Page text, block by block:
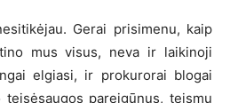
Gerai prisimenu, kaip
mus visus, neva ir laikinoji
elgiasi, ir prokurorai blogai
pareigūnus, teismų